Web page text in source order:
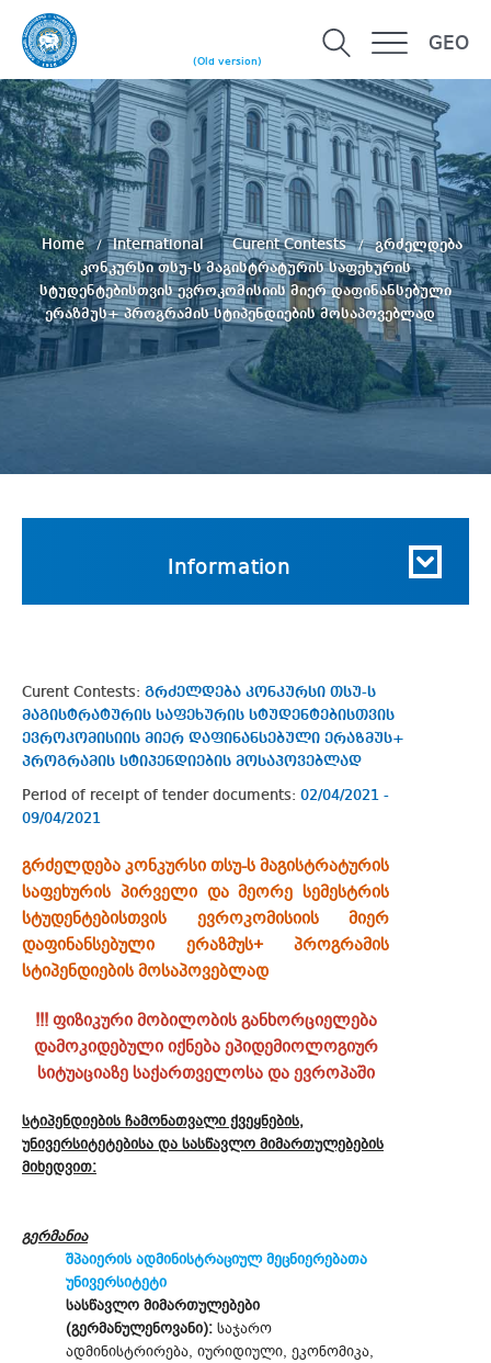
(Old version)
GEO
Home International Curent Contests
გრძელდება
კონკურსი თსუ-ს მაგისტრატურის საფეხურის
სტუდენტებისთვის ევროკომისიის მიერ დაფინანსებული
ერაზმუს+ პროგრამის სტიპენდიების მოსაპოვებლად
Information
Curent Contests: გრძელდება კონკურსი თსუ-ს
მაგისტრატურის საფეხურის სტუდენტებისთვის
ევროკომისიის მიერ დაფინანსებული ერაზმუს+
პროგრამის სტიპენდიების მოსაპოვებლად
Period of receipt of tender documents: 02/04/2021 -
09/04/2021
გრძელდება კონკურსი თსუ-ს მაგისტრატურის
საფეხურის პირველი და მეორე სემესტრის
სტუდენტებისთვის ევროკომისიის მიერ
დაფინანსებული ერაზმუს+ პროგრამის
სტიპენდიების მოსაპოვებლად
!!! ფიზიკური მობილობის განხორციელება
დამოკიდებული იქნება ეპიდემიოლოგიურ
სიტუაციაზე საქართველოსა და ევროპაში
სტიპენდიების ჩამონათვალი ქვეყნების,
უნივერსიტეტებისა და სასწავლო მიმართულებების
მიხედვით:
გერმანია
შპაიერის ადმინისტრაციულ მეცნიერებათა
უნივერსიტეტი
სასწავლო მიმართულებები
(გერმანულენოვანი): საჯარო
ადმინისტრირება, იურიდიული, ეკონომიკა,